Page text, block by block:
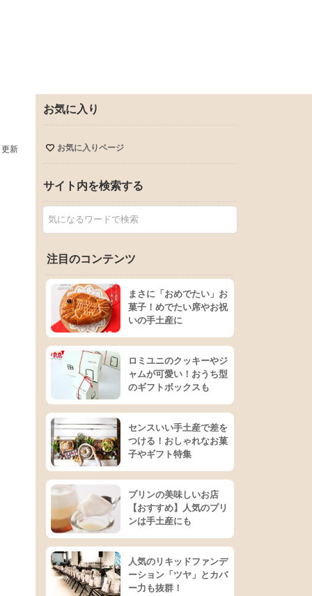
新
お気に入り
お気に入りページ
サイト内を検索する
注目のコンテンツ
まさに「おめでたい」お
菓子！めでたい席やお祝
いの手土産に
ロミユニのクッキーやジ
ャムが可愛い！おうち型
のギフトボックスも
センスいい手土産で差を
つける！おしゃれなお菓
子やギフト特集
プリンの美味しいお店
【おすすめ】人気のプリ
ンは手土産にも
人気のリキッドファンデ
ーション「ツヤ」とカバ
ー力も抜群！